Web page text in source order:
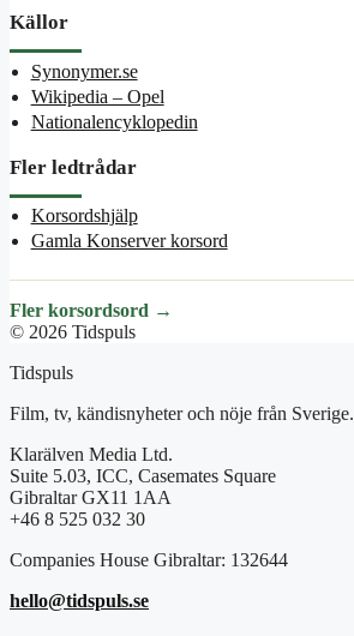
Källor
Synonymer.se
Wikipedia – Opel
Nationalencyklopedin
Fler ledtrådar
Korsordshjälp
Gamla Konserver korsord
Fler korsordsord →
© 2026 Tidspuls
Tidspuls
Film, tv, kändisnyheter och nöje från Sverige.
Klarälven Media Ltd.
Suite 5.03, ICC, Casemates Square
Gibraltar GX11 1AA
+46 8 525 032 30
Companies House Gibraltar: 132644
hello@tidspuls.se